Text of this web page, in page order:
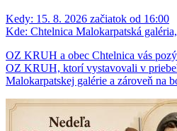
Kedy: 15. 8. 2026 začiatok od 16:00
Kde: Chtelnica Malokarpatská
OZ KRUH a obec Chtelnica vás
OZ KRUH, ktorí vystavovali v
Malokarpatskej galérie a zároveň na